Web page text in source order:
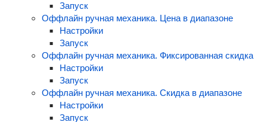
Запуск
Оффлайн ручная механика. Цена в диапазоне
Настройки
Запуск
Оффлайн ручная механика. Фиксированная скидка
Настройки
Запуск
Оффлайн ручная механика. Скидка в диапазоне
Настройки
Запуск